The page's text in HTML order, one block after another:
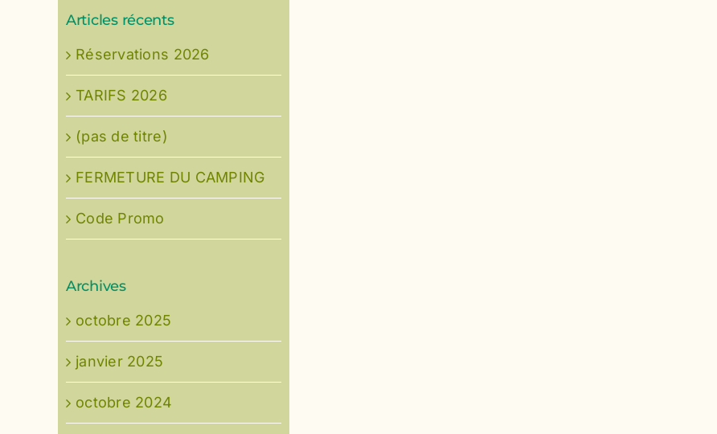
Articles récents
Réservations 2026
TARIFS 2026
(pas de titre)
FERMETURE DU CAMPING
Code Promo
Archives
octobre 2025
janvier 2025
octobre 2024